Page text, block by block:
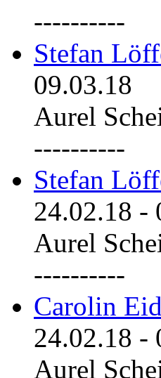
----------
Stefan
09.03.18
Aurel
----------
Stefan
24.02.18 -
Aurel
----------
Carolin
24.02.18 -
Aurel